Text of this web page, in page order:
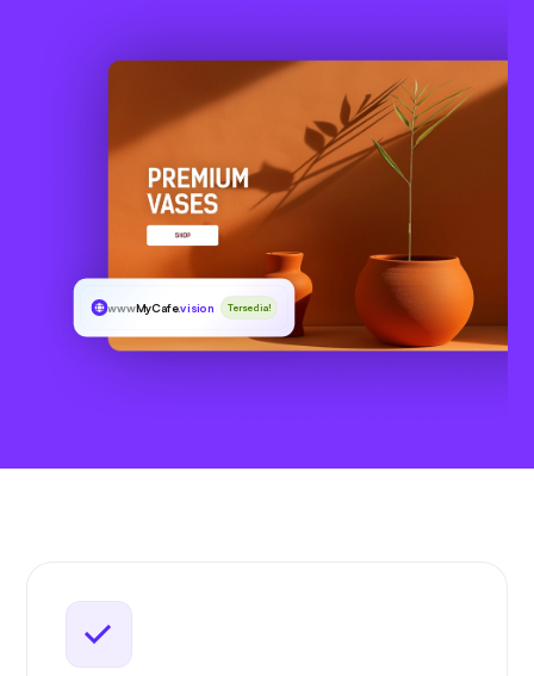
wwwMyCafe.vision Tersedia!